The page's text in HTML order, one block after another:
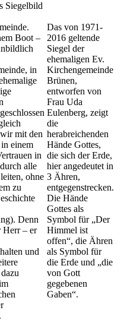
Siegelbild
Boot –
in
mit den
einem
in
alle
ohne
zu
Denn
Herr – er
und
Das von 1971-
2016 geltende
Siegel der
ehemaligen Ev.
Kirchengemeinde
Brünen,
entworfen von
Frau Uda
Eulenberg, zeigt
die
herabreichenden
Hände Gottes,
die sich der Erde,
hier angedeutet in
3 Ähren,
entgegenstrecken.
Die Hände
Gottes als
Symbol für „Der
Himmel ist
offen“, die Ähren
als Symbol für
die Erde und „die
von Gott
gegebenen
Gaben“.